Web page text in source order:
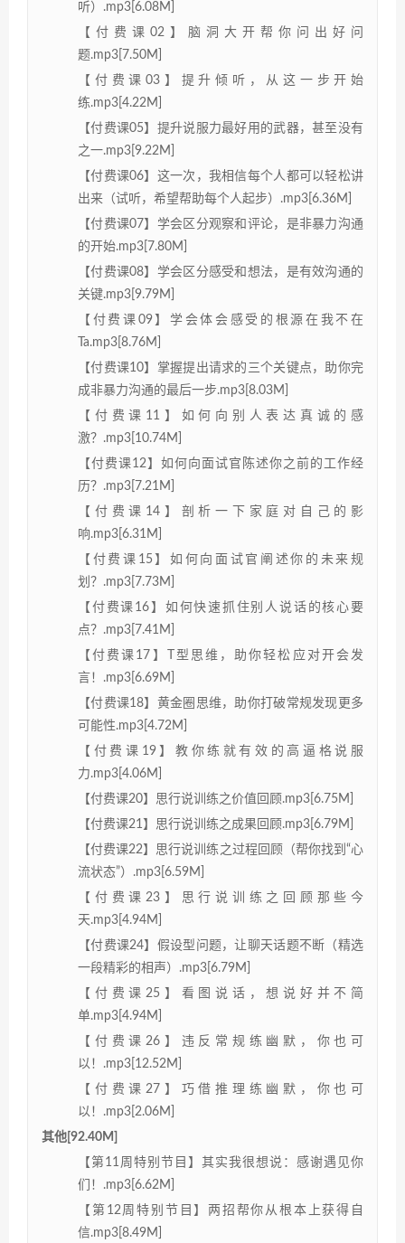
听）.mp3[6.08M]
【付费课02】脑洞大开帮你问出好问
题.mp3[7.50M]
【付费课03】提升倾听，从这一步开始
练.mp3[4.22M]
【付费课05】提升说服力最好用的武器，甚至没有
之一.mp3[9.22M]
【付费课06】这一次，我相信每个人都可以轻松讲
出来（试听，希望帮助每个人起步）.mp3[6.36M]
【付费课07】学会区分观察和评论，是非暴力沟通
的开始.mp3[7.80M]
【付费课08】学会区分感受和想法，是有效沟通的
关键.mp3[9.79M]
【付费课09】学会体会感受的根源在我不在
Ta.mp3[8.76M]
【付费课10】掌握提出请求的三个关键点，助你完
成非暴力沟通的最后一步.mp3[8.03M]
【付费课11】如何向别人表达真诚的感
激？.mp3[10.74M]
【付费课12】如何向面试官陈述你之前的工作经
历？.mp3[7.21M]
【付费课14】剖析一下家庭对自己的影
响.mp3[6.31M]
【付费课15】如何向面试官阐述你的未来规
划？.mp3[7.73M]
【付费课16】如何快速抓住别人说话的核心要
点？.mp3[7.41M]
【付费课17】T型思维，助你轻松应对开会发
言！.mp3[6.69M]
【付费课18】黄金圈思维，助你打破常规发现更多
可能性.mp3[4.72M]
【付费课19】教你练就有效的高逼格说服
力.mp3[4.06M]
【付费课20】思行说训练之价值回顾.mp3[6.75M]
【付费课21】思行说训练之成果回顾.mp3[6.79M]
【付费课22】思行说训练之过程回顾（帮你找到“心
流状态”）.mp3[6.59M]
【付费课23】思行说训练之回顾那些今
天.mp3[4.94M]
【付费课24】假设型问题，让聊天话题不断（精选
一段精彩的相声）.mp3[6.79M]
【付费课25】看图说话，想说好并不简
单.mp3[4.94M]
【付费课26】违反常规练幽默，你也可
以！.mp3[12.52M]
【付费课27】巧借推理练幽默，你也可
以！.mp3[2.06M]
其他[92.40M]
【第11周特别节目】其实我很想说：感谢遇见你
们！.mp3[6.62M]
【第12周特别节目】两招帮你从根本上获得自
信.mp3[8.49M]